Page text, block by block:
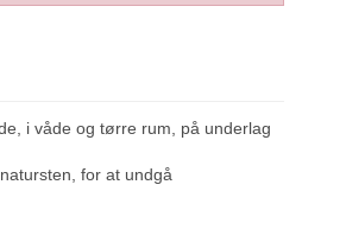
i våde og tørre rum, på underlag
for at undgå